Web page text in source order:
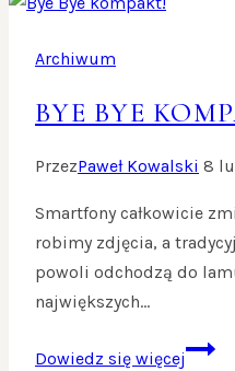
Archiwum
BYE BYE
PrzezPaweł Kowalski 8
Smartfony całkowicie
robimy zdjęcia, a
powoli odchodzą do
największych…
Dowiedz się więcej
Bye